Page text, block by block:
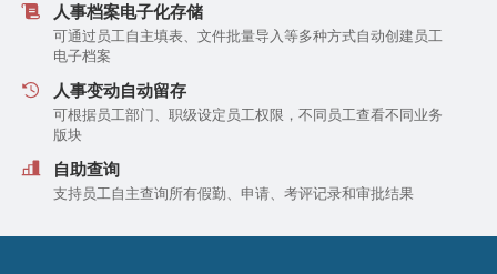
人事档案电子化存储
可通过员工自主填表、文件批量导入等多种方式自动创建员工
电子档案
人事变动自动留存
可根据员工部门、职级设定员工权限，不同员工查看不同业务
版块
自助查询
支持员工自主查询所有假勤、申请、考评记录和审批结果